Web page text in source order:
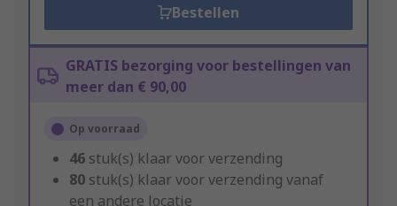
Bestellen
GRATIS bezorging voor bestellingen van
meer dan € 90,00
Op voorraad
46 stuk(s) klaar voor verzending
80 stuk(s) klaar voor verzending vanaf
een andere locatie